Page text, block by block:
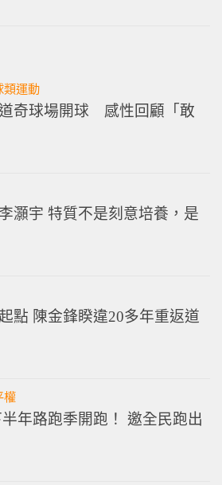
類運動
奇球場開球 感性回顧「敢
灝宇 特質不是刻意培養，是
點 陳金鋒睽違20多年重返道
權
年路跑季開跑！ 邀全民跑出